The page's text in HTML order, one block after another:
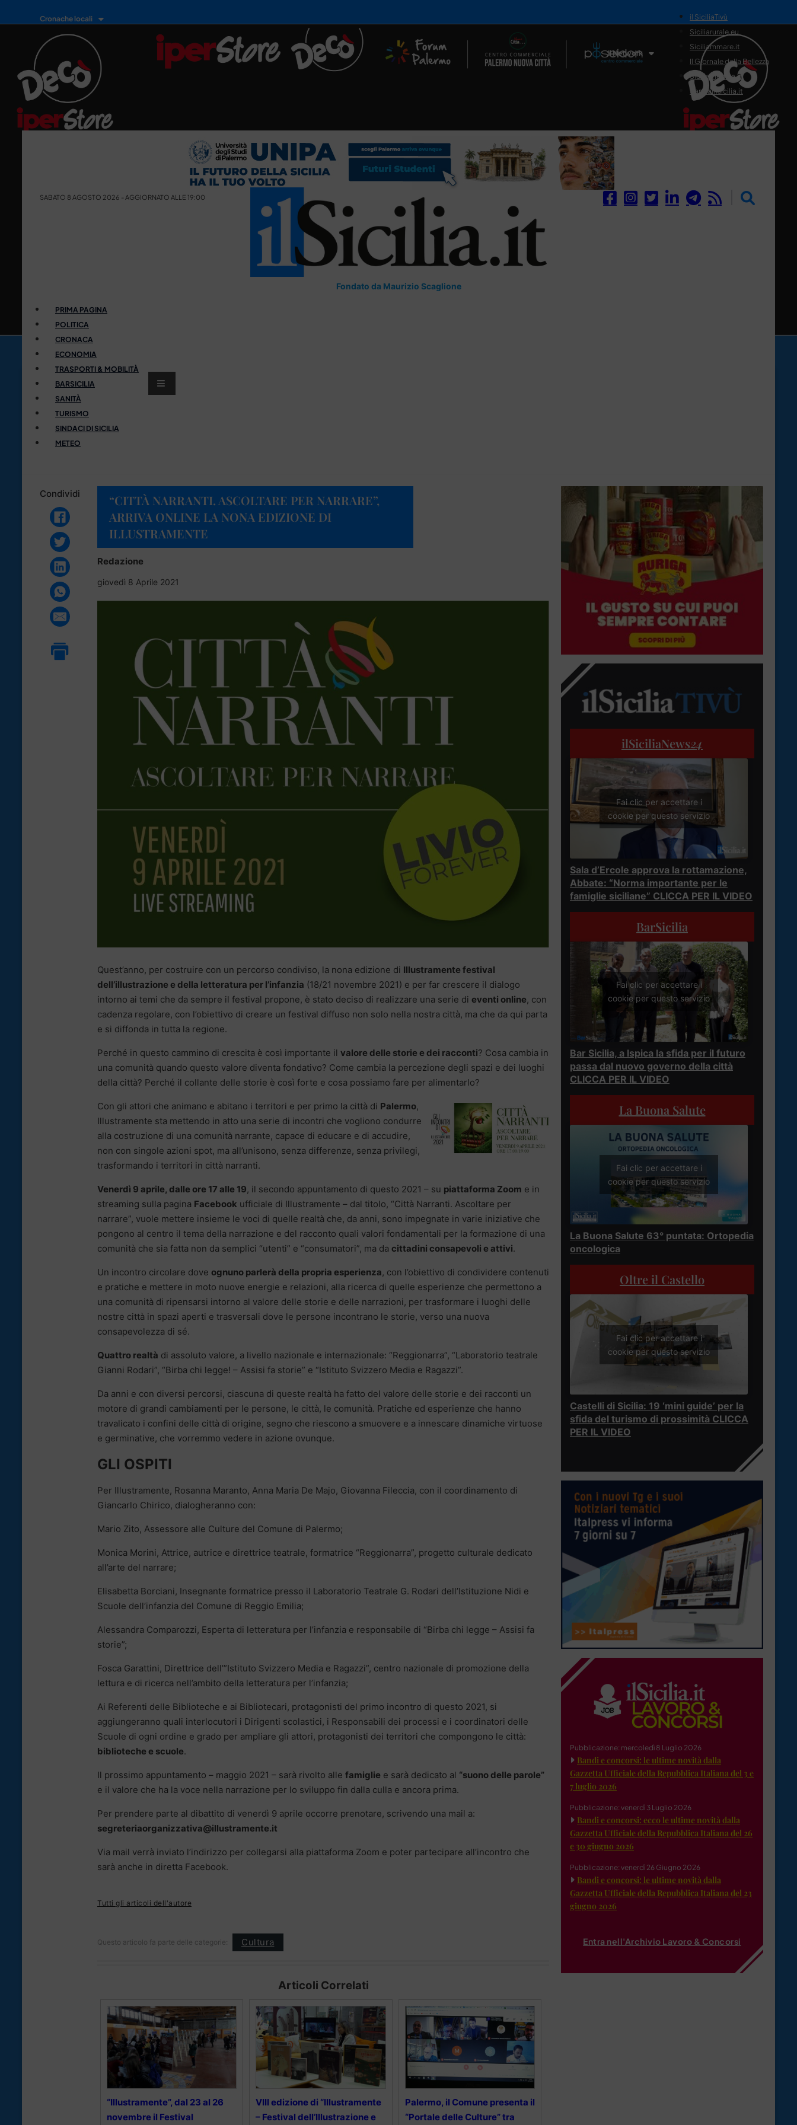
Cronache locali
Il Network
il SiciliaTivù
Siciliarurale.eu
Siciliammare.it
Il Giornale della Bellezza
Siciliamedica.it
Sanitainsicilia.it
SABATO 8 AGOSTO 2026 - AGGIORNATO ALLE 19:00
Fondato da Maurizio Scaglione
PRIMA PAGINA
POLITICA
CRONACA
ECONOMIA
TRASPORTI & MOBILITÀ
BARSICILIA
SANITÀ
TURISMO
SINDACI DI SICILIA
METEO
Condividi
“CITTÀ NARRANTI. ASCOLTARE PER NARRARE”,
ARRIVA ONLINE LA NONA EDIZIONE DI
ILLUSTRAMENTE
Redazione
giovedì 8 Aprile 2021
Quest’anno, per costruire con un percorso condiviso, la nona edizione di Illustramente festival
dell’illustrazione e della letteratura per l’infanzia (18/21 novembre 2021) e per far crescere il dialogo
intorno ai temi che da sempre il festival propone, è stato deciso di realizzare una serie di eventi online, con
cadenza regolare, con l’obiettivo di creare un festival diffuso non solo nella nostra città, ma che da qui parta
e si diffonda in tutta la regione.
Perché in questo cammino di crescita è così importante il valore delle storie e dei racconti? Cosa cambia in
una comunità quando questo valore diventa fondativo? Come cambia la percezione degli spazi e dei luoghi
della città? Perché il collante delle storie è così forte e cosa possiamo fare per alimentarlo?
Con gli attori che animano e abitano i territori e per primo la città di Palermo,
Illustramente sta mettendo in atto una serie di incontri che vogliono condurre
alla costruzione di una comunità narrante, capace di educare e di accudire,
non con singole azioni spot, ma all’unisono, senza differenze, senza privilegi,
trasformando i territori in città narranti.
Venerdì 9 aprile, dalle ore 17 alle 19, il secondo appuntamento di questo 2021 – su piattaforma Zoom e in
streaming sulla pagina Facebook ufficiale di Illustramente – dal titolo, “Città Narranti. Ascoltare per
narrare”, vuole mettere insieme le voci di quelle realtà che, da anni, sono impegnate in varie iniziative che
pongono al centro il tema della narrazione e del racconto quali valori fondamentali per la formazione di una
comunità che sia fatta non da semplici “utenti” e “consumatori”, ma da cittadini consapevoli e attivi.
Un incontro circolare dove ognuno parlerà della propria esperienza, con l’obiettivo di condividere contenuti
e pratiche e mettere in moto nuove energie e relazioni, alla ricerca di quelle esperienze che permettono a
una comunità di ripensarsi intorno al valore delle storie e delle narrazioni, per trasformare i luoghi delle
nostre città in spazi aperti e trasversali dove le persone incontrano le storie, verso una nuova
consapevolezza di sé.
Quattro realtà di assoluto valore, a livello nazionale e internazionale: “Reggionarra”, “Laboratorio teatrale
Gianni Rodari”, “Birba chi legge! – Assisi fa storie” e “Istituto Svizzero Media e Ragazzi”.
Da anni e con diversi percorsi, ciascuna di queste realtà ha fatto del valore delle storie e dei racconti un
motore di grandi cambiamenti per le persone, le città, le comunità. Pratiche ed esperienze che hanno
travalicato i confini delle città di origine, segno che riescono a smuovere e a innescare dinamiche virtuose
e germinative, che vorremmo vedere in azione ovunque.
GLI OSPITI
Per Illustramente, Rosanna Maranto, Anna Maria De Majo, Giovanna Fileccia, con il coordinamento di
Giancarlo Chirico, dialogheranno con:
Mario Zito, Assessore alle Culture del Comune di Palermo;
Monica Morini, Attrice, autrice e direttrice teatrale, formatrice “Reggionarra”, progetto culturale dedicato
all’arte del narrare;
Elisabetta Borciani, Insegnante formatrice presso il Laboratorio Teatrale G. Rodari dell’Istituzione Nidi e
Scuole dell’infanzia del Comune di Reggio Emilia;
Alessandra Comparozzi, Esperta di letteratura per l’infanzia e responsabile di “Birba chi legge – Assisi fa
storie”;
Fosca Garattini, Direttrice dell’”Istituto Svizzero Media e Ragazzi”, centro nazionale di promozione della
lettura e di ricerca nell’ambito della letteratura per l’infanzia;
Ai Referenti delle Biblioteche e ai Bibliotecari, protagonisti del primo incontro di questo 2021, si
aggiungeranno quali interlocutori i Dirigenti scolastici, i Responsabili dei processi e i coordinatori delle
Scuole di ogni ordine e grado per ampliare gli attori, protagonisti dei territori che compongono le città:
biblioteche e scuole.
Il prossimo appuntamento – maggio 2021 – sarà rivolto alle famiglie e sarà dedicato al “suono delle parole”
e il valore che ha la voce nella narrazione per lo sviluppo fin dalla culla e ancora prima.
Per prendere parte al dibattito di venerdì 9 aprile occorre prenotare, scrivendo una mail a:
segreteriaorganizzativa@illustramente.it
Via mail verrà inviato l’indirizzo per collegarsi alla piattaforma Zoom e poter partecipare all’incontro che
sarà anche in diretta Facebook.
Tutti gli articoli dell'autore
Questo articolo fa parte delle categorie: Cultura
Articoli Correlati
“Illustramente”, dal 23 al 26
novembre il Festival
VIII edizione di “Illustramente
– Festival dell’Illustrazione e
Palermo, il Comune presenta il
“Portale delle Culture” tra
ilSiciliaNews24
Fai clic per accettare i
cookie per questo servizio
Sala d’Ercole approva la rottamazione,
Abbate: “Norma importante per le
famiglie siciliane” CLICCA PER IL VIDEO
BarSicilia
Fai clic per accettare i
cookie per questo servizio
Bar Sicilia, a Ispica la sfida per il futuro
passa dal nuovo governo della città
CLICCA PER IL VIDEO
La Buona Salute
Fai clic per accettare i
cookie per questo servizio
La Buona Salute 63° puntata: Ortopedia
oncologica
Oltre il Castello
Fai clic per accettare i
cookie per questo servizio
Castelli di Sicilia: 19 ‘mini guide’ per la
sfida del turismo di prossimità CLICCA
PER IL VIDEO
Pubblicazione: mercoledì 8 Luglio 2026
Bandi e concorsi: le ultime novità dalla
Gazzetta Ufficiale della Repubblica Italiana del 3 e
7 luglio 2026
Pubblicazione: venerdì 3 Luglio 2026
Bandi e concorsi: ecco le ultime novità dalla
Gazzetta Ufficiale della Repubblica Italiana del 26
e 30 giugno 2026
Pubblicazione: venerdì 26 Giugno 2026
Bandi e concorsi: le ultime novità dalla
Gazzetta Ufficiale della Repubblica Italiana del 23
giugno 2026
Entra nell'Archivio Lavoro & Concorsi